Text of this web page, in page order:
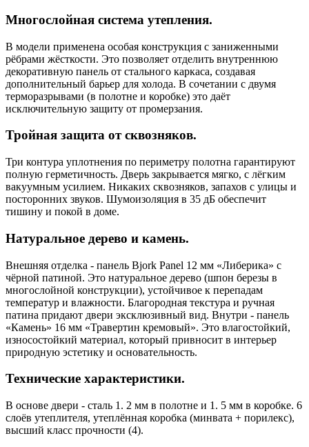
Многослойная система утепления.
В модели применена особая конструкция с заниженными
рёбрами жёсткости. Это позволяет отделить внутреннюю
декоративную панель от стального каркаса, создавая
дополнительный барьер для холода. В сочетании с двумя
терморазрывами (в полотне и коробке) это даёт
исключительную защиту от промерзания.
Тройная защита от сквозняков.
Три контура уплотнения по периметру полотна гарантируют
полную герметичность. Дверь закрывается мягко, с лёгким
вакуумным усилием. Никаких сквозняков, запахов с улицы и
посторонних звуков. Шумоизоляция в 35 дБ обеспечит
тишину и покой в доме.
Натуральное дерево и камень.
Внешняя отделка - панель Bjork Panel 12 мм «Либерика» с
чёрной патиной. Это натуральное дерево (шпон березы в
многослойной конструкции), устойчивое к перепадам
температур и влажности. Благородная текстура и ручная
патина придают двери эксклюзивный вид. Внутри - панель
«Камень» 16 мм «Травертин кремовый». Это влагостойкий,
износостойкий материал, который привносит в интерьер
природную эстетику и основательность.
Технические характеристики.
В основе двери - сталь 1. 2 мм в полотне и 1. 5 мм в коробке. 6
слоёв утеплителя, утеплённая коробка (минвата + порилекс),
высший класс прочности (4).